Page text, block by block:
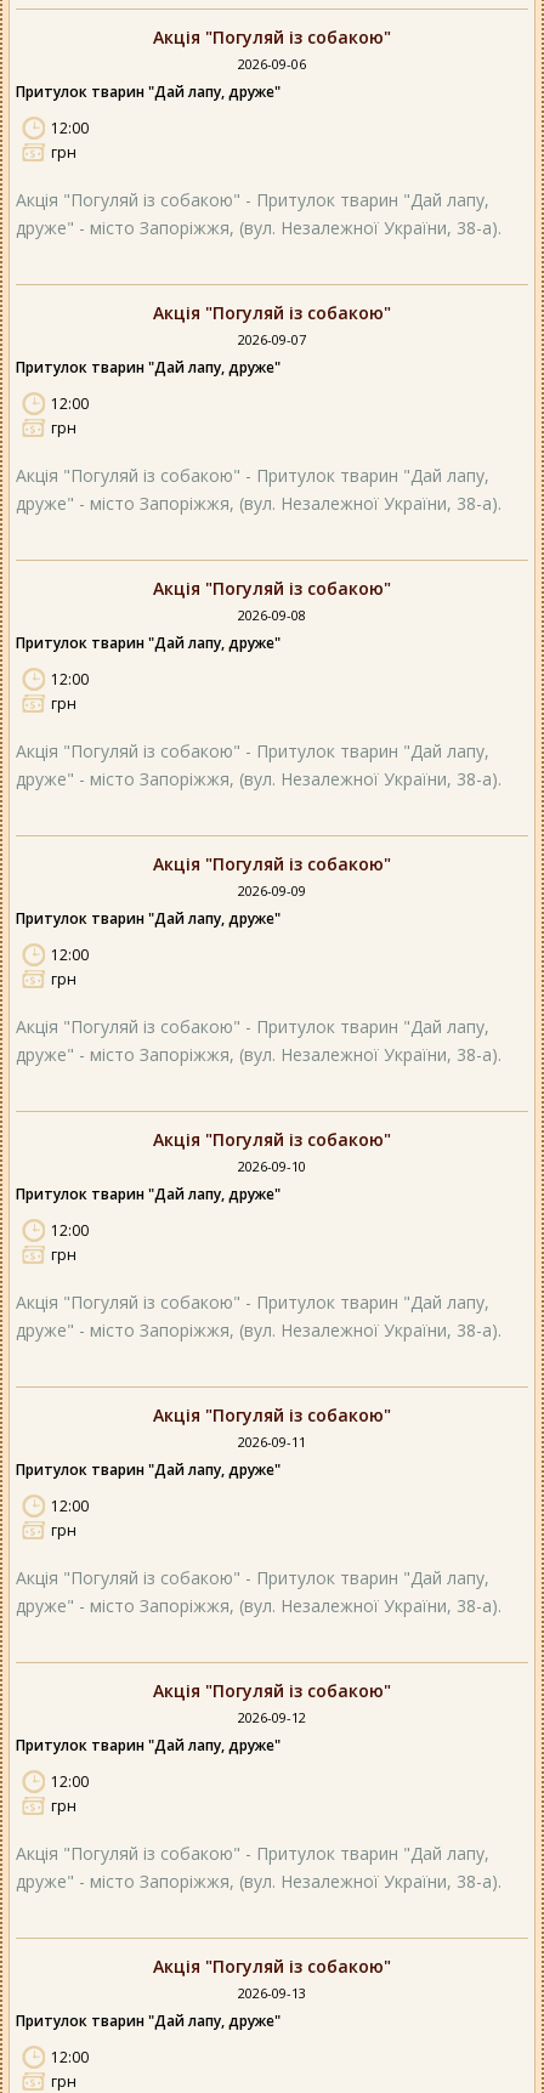
Акція "Погуляй із собакою"
2026-09-06
Притулок тварин "Дай лапу, друже"
12:00
грн
Акція "Погуляй із собакою" - Притулок тварин "Дай лапу,
друже" - місто Запоріжжя, (вул. Незалежної України, 38-а).
Акція "Погуляй із собакою"
2026-09-07
Притулок тварин "Дай лапу, друже"
12:00
грн
Акція "Погуляй із собакою" - Притулок тварин "Дай лапу,
друже" - місто Запоріжжя, (вул. Незалежної України, 38-а).
Акція "Погуляй із собакою"
2026-09-08
Притулок тварин "Дай лапу, друже"
12:00
грн
Акція "Погуляй із собакою" - Притулок тварин "Дай лапу,
друже" - місто Запоріжжя, (вул. Незалежної України, 38-а).
Акція "Погуляй із собакою"
2026-09-09
Притулок тварин "Дай лапу, друже"
12:00
грн
Акція "Погуляй із собакою" - Притулок тварин "Дай лапу,
друже" - місто Запоріжжя, (вул. Незалежної України, 38-а).
Акція "Погуляй із собакою"
2026-09-10
Притулок тварин "Дай лапу, друже"
12:00
грн
Акція "Погуляй із собакою" - Притулок тварин "Дай лапу,
друже" - місто Запоріжжя, (вул. Незалежної України, 38-а).
Акція "Погуляй із собакою"
2026-09-11
Притулок тварин "Дай лапу, друже"
12:00
грн
Акція "Погуляй із собакою" - Притулок тварин "Дай лапу,
друже" - місто Запоріжжя, (вул. Незалежної України, 38-а).
Акція "Погуляй із собакою"
2026-09-12
Притулок тварин "Дай лапу, друже"
12:00
грн
Акція "Погуляй із собакою" - Притулок тварин "Дай лапу,
друже" - місто Запоріжжя, (вул. Незалежної України, 38-а).
Акція "Погуляй із собакою"
2026-09-13
Притулок тварин "Дай лапу, друже"
12:00
грн